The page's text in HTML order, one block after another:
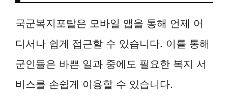
국군복지포탈은 모바일 앱을 통해 언제 어
디서나 쉽게 접근할 수 있습니다. 이를 통해
군인들은 바쁜 일과 중에도 필요한 복지 서
비스를 손쉽게 이용할 수 있습니다.